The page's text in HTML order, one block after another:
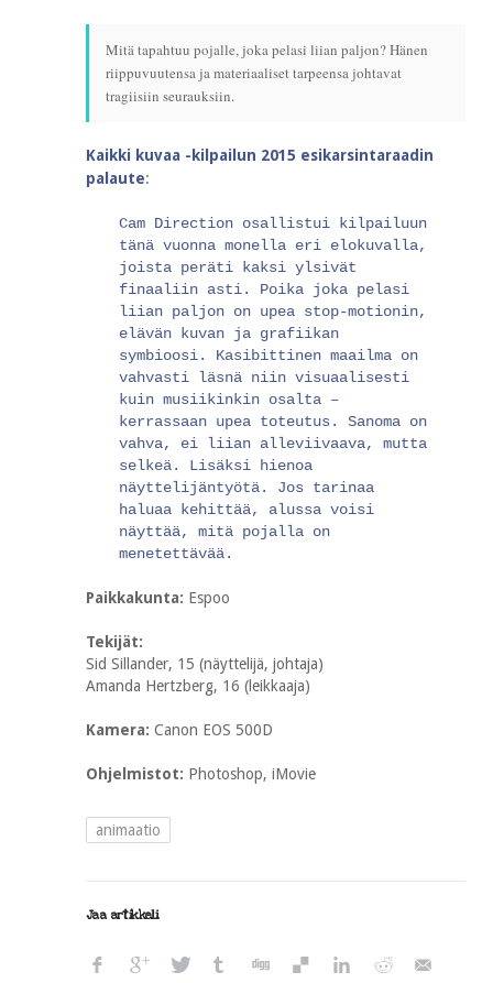
Mitä tapahtuu pojalle, joka pelasi liian paljon? Hänen
riippuvuutensa ja materiaaliset tarpeensa johtavat
tragiisiin seurauksiin.
Kaikki kuvaa -kilpailun 2015 esikarsintaraadin
palaute:
Cam Direction osallistui kilpailuun
tänä vuonna monella eri elokuvalla,
joista peräti kaksi ylsivät
finaaliin asti. Poika joka pelasi
liian paljon on upea stop-motionin,
elävän kuvan ja grafiikan
symbioosi. Kasibittinen maailma on
vahvasti läsnä niin visuaalisesti
kuin musiikinkin osalta –
kerrassaan upea toteutus. Sanoma on
vahva, ei liian alleviivaava, mutta
selkeä. Lisäksi hienoa
näyttelijäntyötä. Jos tarinaa
haluaa kehittää, alussa voisi
näyttää, mitä pojalla on
menetettävää.
Paikkakunta: Espoo
Tekijät:
Sid Sillander, 15 (näyttelijä, johtaja)
Amanda Hertzberg, 16 (leikkaaja)
Kamera: Canon EOS 500D
Ohjelmistot: Photoshop, iMovie
animaatio
Jaa artikkeli